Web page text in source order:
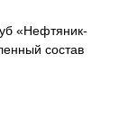
«Нефтяник-
состав